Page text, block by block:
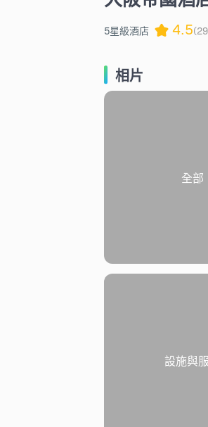
5星級酒店 4.5
相片
全部
設施與